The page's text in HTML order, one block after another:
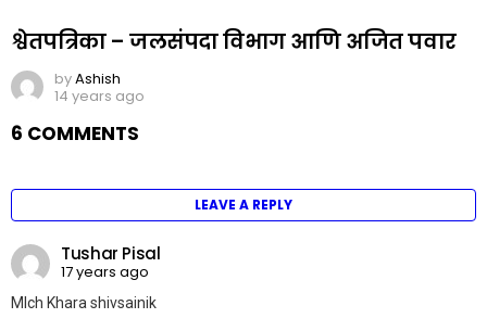
श्वेतपत्रिका – जलसंपदा विभाग आणि अजित पवार
byAshish
14 years ago
6 COMMENTS
LEAVE A REPLY
Tushar Pisal
17 years ago
MIch Khara shivsainik